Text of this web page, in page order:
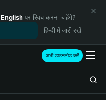
English पर स्विच करना चाहेंगे?
हिन्दी में जारी रखें
अभी डाउनलोड करें